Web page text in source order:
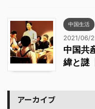
中国生活
2021/06/
中国共
緯と謎
アーカイブ